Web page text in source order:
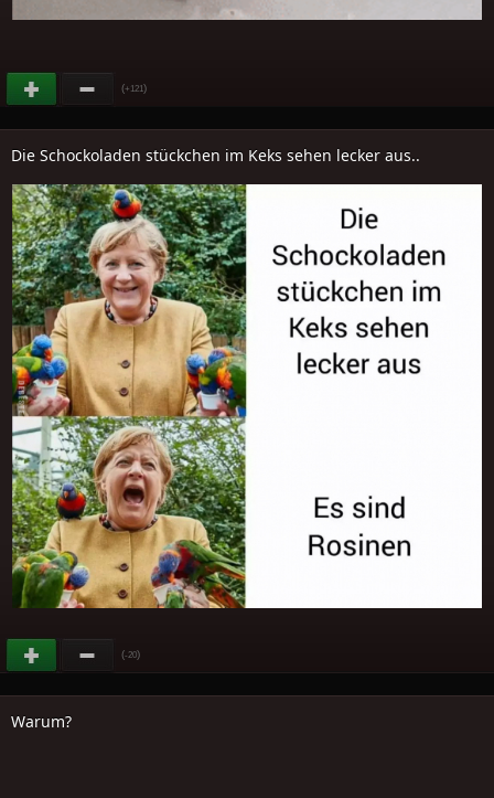
(+121)
Die Schockoladen stückchen im Keks sehen lecker aus..
(-20)
Warum?